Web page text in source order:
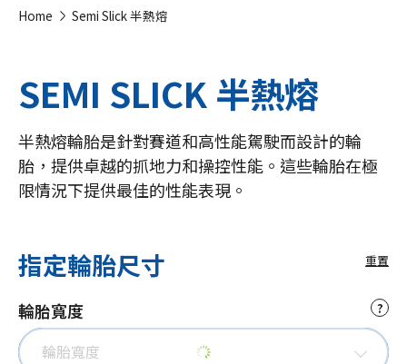
Home Semi Slick 半熱熔
SEMI SLICK 半熱熔
半熱熔輪胎是針對賽道和高性能駕駛而設計的輪
胎，提供卓越的抓地力和操控性能。這些輪胎在極
限情況下提供最佳的性能表現。
指定輪胎尺寸 重置
輪胎寬度 ?
輪胎寬度